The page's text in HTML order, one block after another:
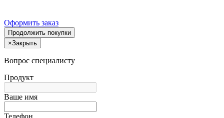
Оформить заказ
Продолжить покупки
×Закрыть
Вопрос специалисту
Продукт
Ваше имя
Телефон